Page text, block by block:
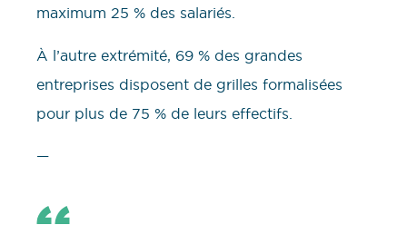
maximum 25 % des salariés.
À l’autre extrémité, 69 % des grandes
entreprises disposent de grilles formalisées
pour plus de 75 % de leurs effectifs.
—